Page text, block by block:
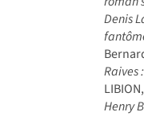
Denis
Raives
Henry